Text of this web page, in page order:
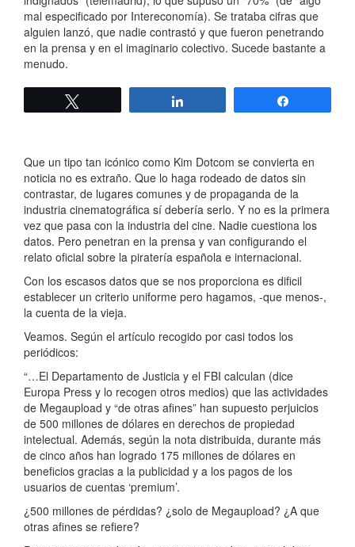
mal especificado por Intereconomía). Se trataba cifras que
alguien lanzó, que nadie contrastó y que fueron penetrando
en la prensa y en el imaginario colectivo. Sucede bastante a
menudo.
Que un tipo tan icónico como Kim Dotcom se convierta en
noticia no es extraño. Que lo haga rodeado de datos sin
contrastar, de lugares comunes y de propaganda de la
industria cinematográfica sí debería serlo. Y no es la primera
vez que pasa con la industria del cine. Nadie cuestiona los
datos. Pero penetran en la prensa y van configurando el
relato oficial sobre la piratería española e internacional.
Con los escasos datos que se nos proporciona es dificil
establecer un criterio uniforme pero hagamos, -que menos-,
la cuenta de la vieja.
Veamos. Según el artículo recogido por casi todos los
periódicos:
“…El Departamento de Justicia y el FBI calculan (dice
Europa Press y lo recogen otros medios) que las actividades
de Megaupload y “de otras afines” han supuesto perjuicios
de 500 millones de dólares en derechos de propiedad
intelectual. Además, según la nota distribuida, durante más
de cinco años han logrado 175 millones de dólares en
beneficios gracias a la publicidad y a los pagos de los
usuarios de cuentas ‘premium’.
¿500 millones de pérdidas? ¿solo de Megaupload? ¿A que
otras afines se refiere?